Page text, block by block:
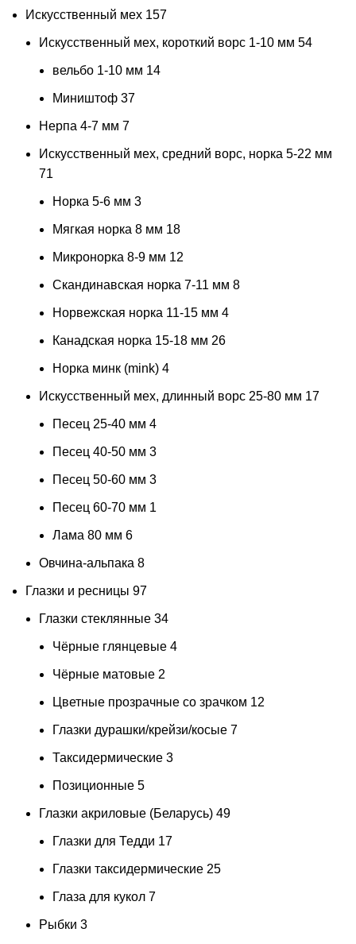
Искусственный мех 157
Искусственный мех, короткий ворс 1-10 мм 54
вельбо 1-10 мм 14
Миништоф 37
Нерпа 4-7 мм 7
Искусственный мех, средний ворс, норка 5-22 мм
71
Норка 5-6 мм 3
Мягкая норка 8 мм 18
Микронорка 8-9 мм 12
Скандинавская норка 7-11 мм 8
Норвежская норка 11-15 мм 4
Канадская норка 15-18 мм 26
Норка минк (mink) 4
Искусственный мех, длинный ворс 25-80 мм 17
Песец 25-40 мм 4
Песец 40-50 мм 3
Песец 50-60 мм 3
Песец 60-70 мм 1
Лама 80 мм 6
Овчина-альпака 8
Глазки и ресницы 97
Глазки стеклянные 34
Чёрные глянцевые 4
Чёрные матовые 2
Цветные прозрачные со зрачком 12
Глазки дурашки/крейзи/косые 7
Таксидермические 3
Позиционные 5
Глазки акриловые (Беларусь) 49
Глазки для Тедди 17
Глазки таксидермические 25
Глаза для кукол 7
Рыбки 3